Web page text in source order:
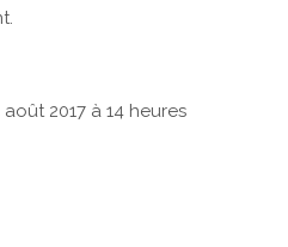
2017 à 14 heures